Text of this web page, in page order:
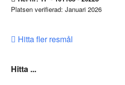
Platsen verifierad: Januari 2026
Hitta fler resmål
Hitta ...